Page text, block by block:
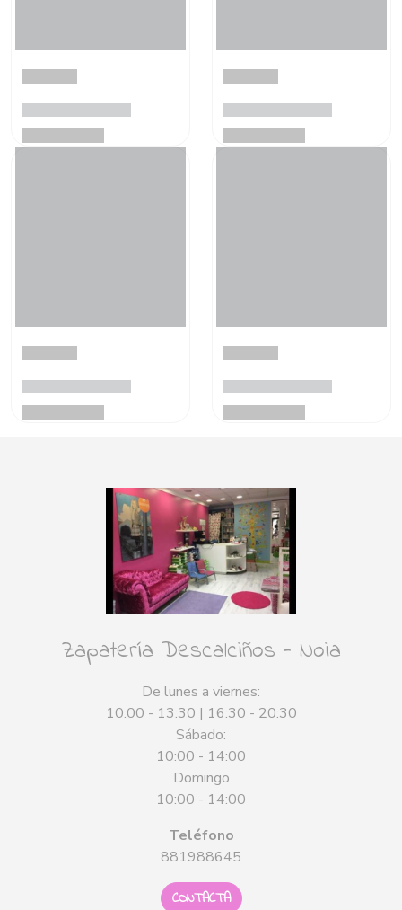
Zapatería Descalciños - Noia
De lunes a viernes:
10:00 - 13:30 | 16:30 - 20:30
Sábado:
10:00 - 14:00
Domingo
10:00 - 14:00
Teléfono
881988645
CONTACTA